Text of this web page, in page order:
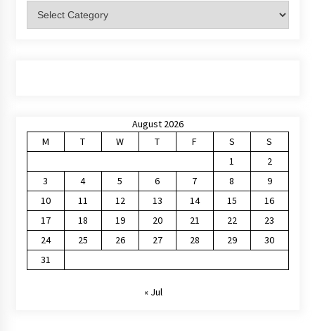
August 2026
M
T W T F S
S
1
2
3
4 5 6 7 8
9
10
11 12 13 14 15
16
17
18 19 20 21 22
23
24
25 26 27 28 29
30
31
« Jul